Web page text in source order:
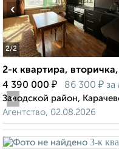
2/2
‹
2-к квартира,
4 390 000 ₽ 86 300 ₽ за
Заводской район,
Агентство, 02.08.2026
‹